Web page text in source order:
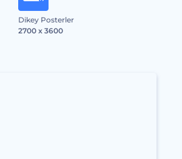
Dikey Posterler
2700 x 3600